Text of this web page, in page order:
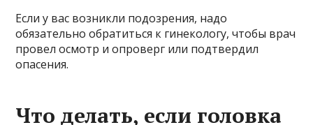
Если у вас возникли подозрения, надо
обязательно обратиться к гинекологу, чтобы врач
провел осмотр и опроверг или подтвердил
опасения.
Что делать, если головка